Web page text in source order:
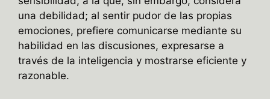
una debilidad; al sentir pudor de las propias
emociones, prefiere comunicarse mediante su
habilidad en las discusiones, expresarse a
través de la inteligencia y mostrarse eficiente y
razonable.